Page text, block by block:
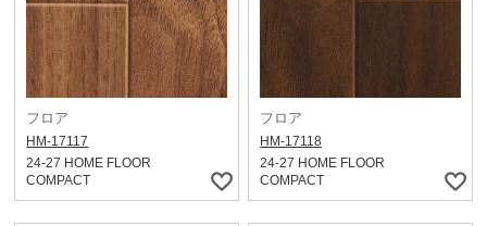
フロア
HM-17117
24-27 HOME FLOOR
COMPACT
フロア
HM-17118
24-27 HOME FLOOR
COMPACT